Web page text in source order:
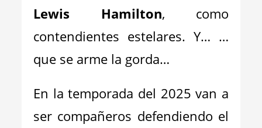
Lewis Hamilton, como
contendientes estelares. Y… …
que se arme la gorda…
En la temporada del 2025 van a
ser compañeros defendiendo el